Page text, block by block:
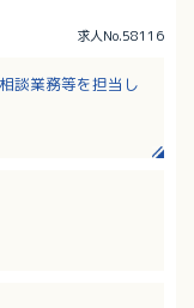
求人No.58116
談業務等を担当し